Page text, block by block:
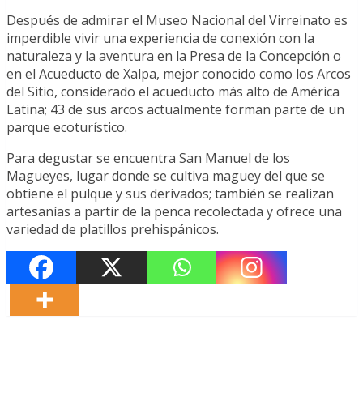
Después de admirar el Museo Nacional del Virreinato es
imperdible vivir una experiencia de conexión con la
naturaleza y la aventura en la Presa de la Concepción o
en el Acueducto de Xalpa, mejor conocido como los Arcos
del Sitio, considerado el acueducto más alto de América
Latina; 43 de sus arcos actualmente forman parte de un
parque ecoturístico.
Para degustar se encuentra San Manuel de los
Magueyes, lugar donde se cultiva maguey del que se
obtiene el pulque y sus derivados; también se realizan
artesanías a partir de la penca recolectada y ofrece una
variedad de platillos prehispánicos.